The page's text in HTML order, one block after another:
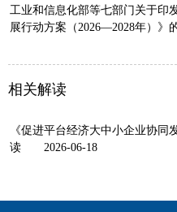
工业和信息化部等七部门关于印
展行动方案（2026—2028年）》
相关解读
《促进平台经济大中小企业协
读
2026-06-18